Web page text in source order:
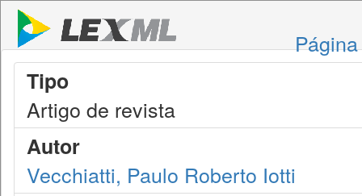
Tipo
Artigo de revista
Autor
Vecchiatti, Paulo Roberto Iotti